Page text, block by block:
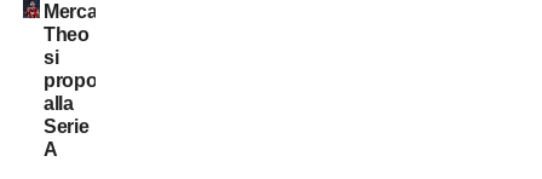
Mercato:
Theo
si
propone
alla
Serie
A